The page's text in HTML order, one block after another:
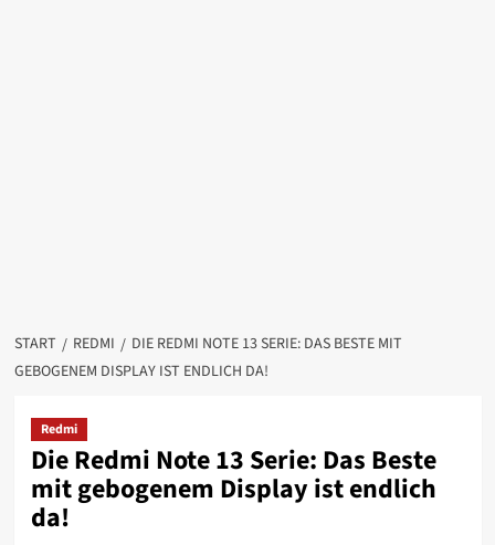
START REDMI
DIE REDMI NOTE 13 SERIE: DAS BESTE MIT
GEBOGENEM DISPLAY IST ENDLICH DA!
Redmi
Die Redmi Note 13 Serie: Das Beste
mit gebogenem Display ist endlich
da!